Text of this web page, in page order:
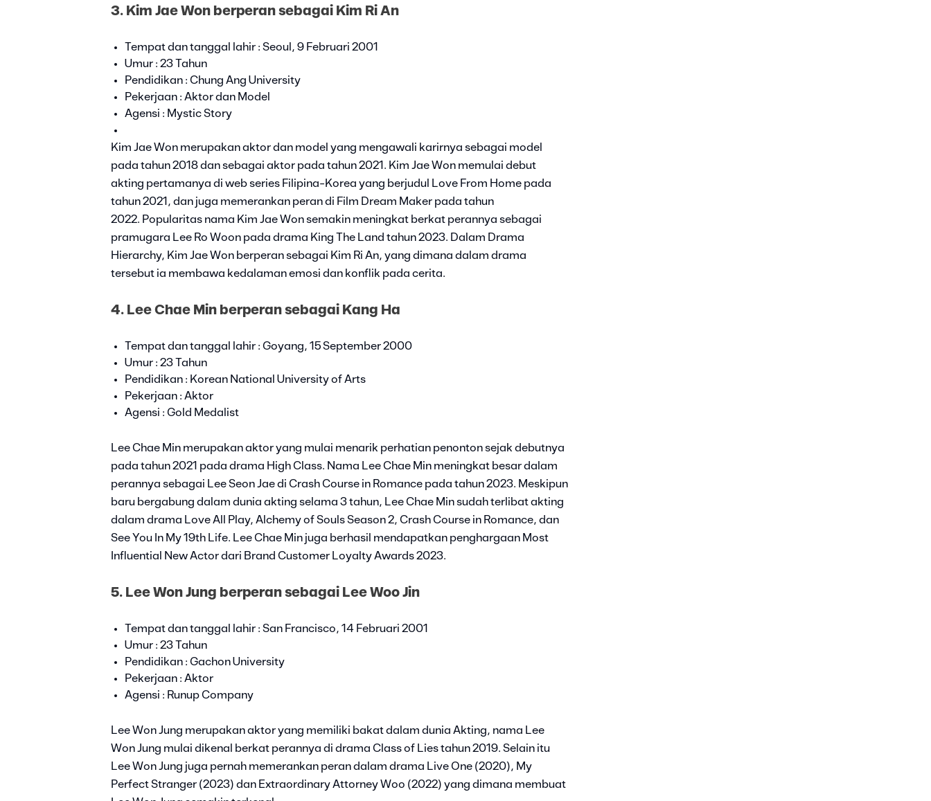
3. Kim Jae Won berperan sebagai Kim Ri An
Tempat dan tanggal lahir : Seoul, 9 Februari 2001
Umur : 23 Tahun
Pendidikan : Chung Ang University
Pekerjaan : Aktor dan Model
Agensi : Mystic Story
Kim Jae Won merupakan aktor dan model yang mengawali karirnya sebagai model
pada tahun 2018 dan sebagai aktor pada tahun 2021. Kim Jae Won memulai debut
akting pertamanya di web series Filipina-Korea yang berjudul Love From Home pada
tahun 2021, dan juga memerankan peran di Film Dream Maker pada tahun
2022. Popularitas nama Kim Jae Won semakin meningkat berkat perannya sebagai
pramugara Lee Ro Woon pada drama King The Land tahun 2023. Dalam Drama
Hierarchy, Kim Jae Won berperan sebagai Kim Ri An, yang dimana dalam drama
tersebut ia membawa kedalaman emosi dan konflik pada cerita.
4. Lee Chae Min berperan sebagai Kang Ha
Tempat dan tanggal lahir : Goyang, 15 September 2000
Umur : 23 Tahun
Pendidikan : Korean National University of Arts
Pekerjaan : Aktor
Agensi : Gold Medalist
Lee Chae Min merupakan aktor yang mulai menarik perhatian penonton sejak debutnya
pada tahun 2021 pada drama High Class. Nama Lee Chae Min meningkat besar dalam
perannya sebagai Lee Seon Jae di Crash Course in Romance pada tahun 2023. Meskipun
baru bergabung dalam dunia akting selama 3 tahun, Lee Chae Min sudah terlibat akting
dalam drama Love All Play, Alchemy of Souls Season 2, Crash Course in Romance, dan
See You In My 19th Life. Lee Chae Min juga berhasil mendapatkan penghargaan Most
Influential New Actor dari Brand Customer Loyalty Awards 2023.
5. Lee Won Jung berperan sebagai Lee Woo Jin
Tempat dan tanggal lahir : San Francisco, 14 Februari 2001
Umur : 23 Tahun
Pendidikan : Gachon University
Pekerjaan : Aktor
Agensi : Runup Company
Lee Won Jung merupakan aktor yang memiliki bakat dalam dunia Akting, nama Lee
Won Jung mulai dikenal berkat perannya di drama Class of Lies tahun 2019. Selain itu
Lee Won Jung juga pernah memerankan peran dalam drama Live One (2020), My
Perfect Stranger (2023) dan Extraordinary Attorney Woo (2022) yang dimana membuat